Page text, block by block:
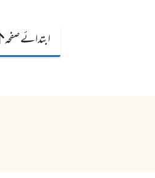
ابتدائے صفحہ